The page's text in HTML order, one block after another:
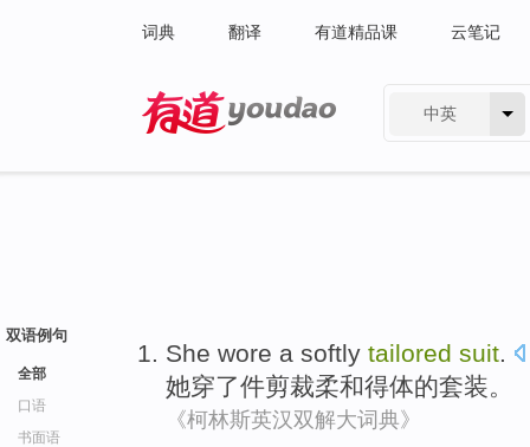
词典 翻译 有道精品课 云笔记
中英
双语例句
全部
口语
书面语
She wore a softly tailored suit.
她穿了件剪裁柔和得体的套装。
《柯林斯英汉双解大词典》